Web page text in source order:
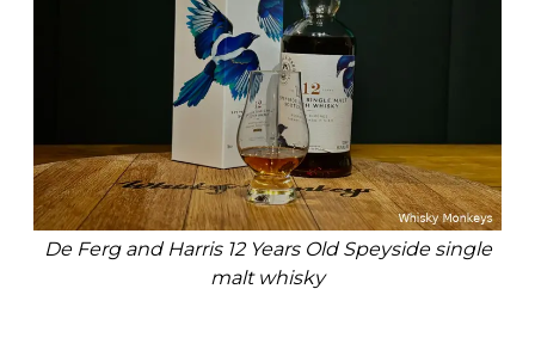
De Ferg and Harris 12 Years Old Speyside single
malt whisky